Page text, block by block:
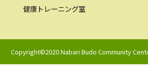
健康トレーニング室
Copyright©2020 Nabari Budo Community